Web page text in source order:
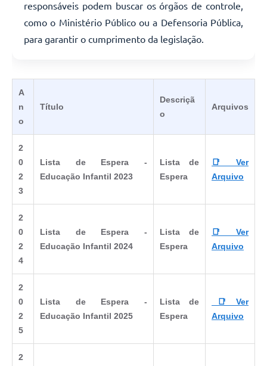
responsáveis podem buscar os órgãos de controle,
como o Ministério Público ou a Defensoria Pública,
para garantir o cumprimento da legislação.
A
n
o
Título
Descriçã
o
Arquivos
2
0
2
3
Lista de Espera -
Educação Infantil 2023
Lista de
Espera
📑 Ver
Arquivo
2
0
2
4
Lista de Espera -
Educação Infantil 2024
Lista de
Espera
📑 Ver
Arquivo
2
0
2
5
Lista de Espera -
Educação Infantil 2025
Lista de
Espera
📑 Ver
Arquivo
2